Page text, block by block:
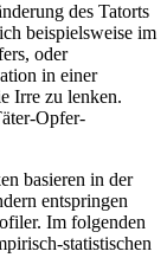
des Tatorts
beispielsweise im
oder
in einer
Irre zu lenken.
Opfer-
basieren in der
entspringen
Im folgenden
statistischen